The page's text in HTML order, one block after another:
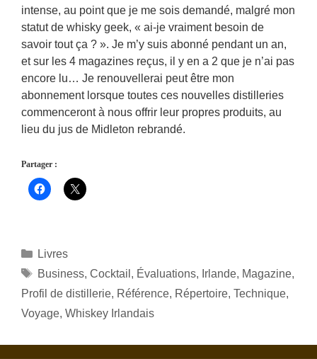
intense, au point que je me sois demandé, malgré mon
statut de whisky geek, « ai-je vraiment besoin de
savoir tout ça ? ». Je m’y suis abonné pendant un an,
et sur les 4 magazines reçus, il y en a 2 que je n’ai pas
encore lu… Je renouvellerai peut être mon
abonnement lorsque toutes ces nouvelles distilleries
commenceront à nous offrir leur propres produits, au
lieu du jus de Midleton rebrandé.
Partager :
Catégories
Livres
Étiquettes
Business, Cocktail , Évaluations, Irlande, Magazine,
Profil de distillerie, Référence, Répertoire, Technique,
Voyage, Whiskey Irlandais